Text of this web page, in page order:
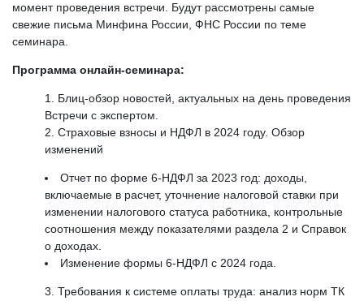
момент проведения встречи. Будут рассмотрены самые
свежие письма Минфина России, ФНС России по теме
семинара.
Программа онлайн-семинара:
Блиц-обзор новостей, актуальных на день проведения
Встречи с экспертом.
Страховые взносы и НДФЛ в 2024 году. Обзор
изменений
Отчет по форме 6-НДФЛ за 2023 год: доходы,
включаемые в расчет, уточнение налоговой ставки при
изменении налогового статуса работника, контрольные
соотношения между показателями раздела 2 и Справок
о доходах.
Изменение формы 6-НДФЛ с 2024 года.
Требования к системе оплаты труда: анализ норм ТК